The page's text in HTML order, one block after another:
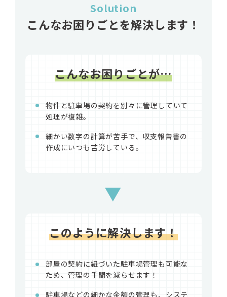
Solution
こんなお困りごとを解決します ！
こんなお困りごとが…
物件と駐車場の契約を別々に管理していて
処理が複雑。
細かい数字の計算が苦手で、収支報告書の
作成にいつも苦労している。
▼
このように解決します！
部屋の契約に紐づいた駐車場管理も可能な
ため、管理の手間を減らせます！
駐車場などの細かな金額の管理も、システ